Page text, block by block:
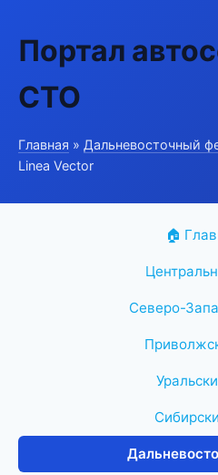
Портал
СТО
Главная » Дальневосточный
Linea Vector
🏠
Северо-